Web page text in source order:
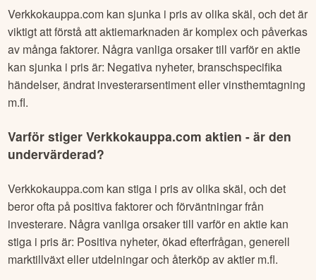
Verkkokauppa.com kan sjunka i pris av olika skäl, och det är
viktigt att förstå att aktiemarknaden är komplex och påverkas
av många faktorer. Några vanliga orsaker till varför en aktie
kan sjunka i pris är: Negativa nyheter, branschspecifika
händelser, ändrat investerarsentiment eller vinsthemtagning
m.fl.
Varför stigerVerkkokauppa.com aktien - är den
undervärderad?
Verkkokauppa.com kan stiga i pris av olika skäl, och det
beror ofta på positiva faktorer och förväntningar från
investerare. Några vanliga orsaker till varför en aktie kan
stiga i pris är: Positiva nyheter, ökad efterfrågan, generell
marktillväxt eller utdelningar och återköp av aktier m.fl.